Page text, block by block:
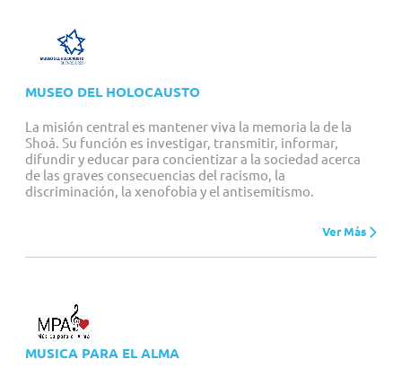
MUSEO DEL HOLOCAUSTO
La misión central es mantener viva la memoria la de la
Shoá. Su función es investigar, transmitir, informar,
difundir y educar para concientizar a la sociedad acerca
de las graves consecuencias del racismo, la
discriminación, la xenofobia y el antisemitismo.
Ver Más
MUSICA PARA EL ALMA